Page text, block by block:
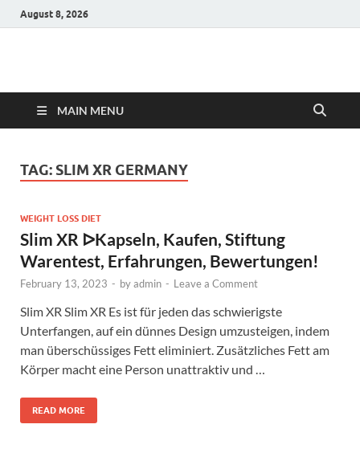
August 8, 2026
Hulk Supplements
MAIN MENU
TAG: SLIM XR GERMANY
WEIGHT LOSS DIET
Slim XR ᐅKapseln, Kaufen, Stiftung
Warentest, Erfahrungen, Bewertungen!
February 13, 2023 - byadmin - Leave a Comment
Slim XR Slim XR Es ist für jeden das schwierigste
Unterfangen, auf ein dünnes Design umzusteigen, indem
man überschüssiges Fett eliminiert. Zusätzliches Fett am
Körper macht eine Person unattraktiv und …
READ MORE